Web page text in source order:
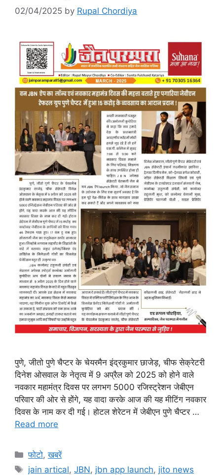
02/04/2025 by Rupal Chordiya
पुणे, जीतो पुणे चैप्टर के चेयरमैन इंद्रकुमार छाजेड़, चीफ सेक्रेटरी
दिनेश ओसवाल के नेतृत्व में 9 अप्रैल को 2025 को होने वाले
नवकार महामंत्र दिवस पर लगभग 5000 रजिस्ट्रेशन जेबीएन
परिवार की ओर से होंगे, यह वादा करके आज की यह मीटिंग नवकार
दिवस के नाम कर दी गई। होटल शेरेटन में जेबीएन पुणे चैप्टर …
Read more
Categories
फोटो,खबरें
Tags
jain artical,JBN, jbn app launch, jito news